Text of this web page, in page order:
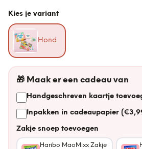
Kies je variant
Hond
🎁 Maak er een cadeau van
Handgeschreven kaartje
Inpakken in cadeaupapier
Zakje snoep toevoegen
Haribo MaoMixx Zakje